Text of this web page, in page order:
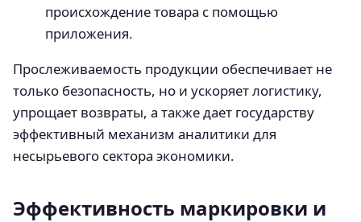
происхождение товара с помощью
приложения.
Прослеживаемость продукции обеспечивает не
только безопасность, но и ускоряет логистику,
упрощает возвраты, а также дает государству
эффективный механизм аналитики для
несырьевого сектора экономики.
Эффективность маркировки и